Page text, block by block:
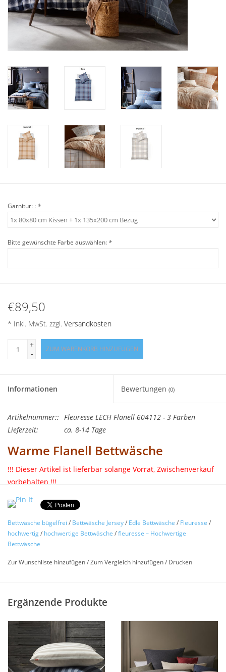
Kinder
Geschenkideen und
Accessoires Spa
Info-Service
Geprüfter Webshop
Marken
Garnitur: : *
Bitte gewünschte Farbe auswählen: *
€89,50
* Inkl. MwSt. zzgl. Versandkosten
+
-
ZUM WARENKORB HINZUFÜGEN
Informationen Bewertungen (0)
Artikelnummer:: Fleuresse LECH Flanell 604112 - 3 Farben
Lieferzeit:
ca. 8-14 Tage
Warme Flanell Bettwäsche
!!! Dieser Artikel ist lieferbar solange Vorrat, Zwischenverkauf
vorbehalten !!!
Wohlfühlen und kuscheln in dieser kuscheligen
Flanellbettwäsche von Fleuresse.
Hochwertige bügelfreie Bettwäsche aus Flanell 100% Baumwolle.
Moderne bungewebte Flanellbettwäsche.
Schöne warme kuschelige Bettwäsche in breiten Karomuster, mit
Farben Blau,Karamell,Muschel
100% Baumwolle (bügelfrei)
100% Ökotex
Verarbeitung mit Wäschereißverschluß
Bettwäsche bügelfrei / Bettwäsche Jersey/ Edle Bettwäsche / Fleuresse /
hochwertig/ hochwertige Bettwäsche /fleuresse – Hochwertige
Bettwäsche
Zur Wunschliste hinzufügen/Zum Vergleich hinzufügen/ Drucken
Ergänzende Produkte